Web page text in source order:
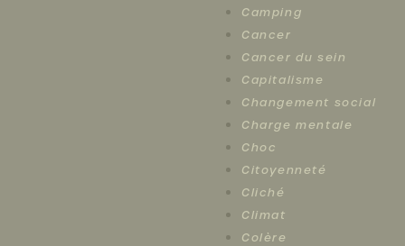
Camping
Cancer
Cancer du sein
Capitalisme
Changement social
Charge mentale
Choc
Citoyenneté
Cliché
Climat
Colère